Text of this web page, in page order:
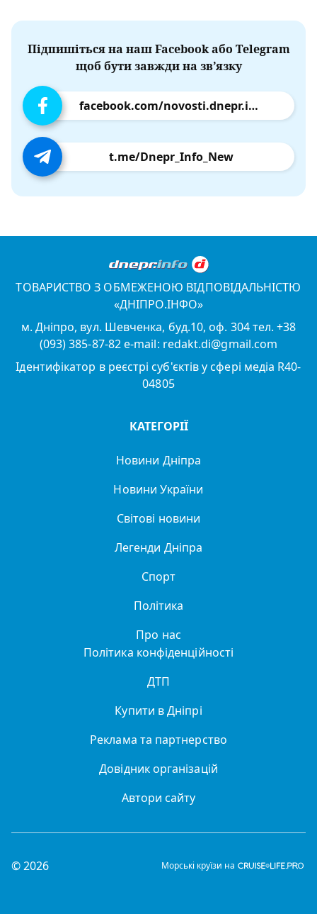
Підпишіться на наш Facebook або Telegram
щоб бути завжди на зв’язку
facebook.com/novosti.dnepr.info
t.me/Dnepr_Info_New
ТОВАРИСТВО З ОБМЕЖЕНОЮ ВІДПОВІДАЛЬНІСТЮ
«ДНІПРО.ІНФО»
м. Дніпро, вул. Шевченка, буд.10, оф. 304 тел. +38
(093) 385-87-82 e-mail: redakt.di@gmail.com
Ідентифікатор в реєстрі суб'єктів у сфері медіа R40-
04805
КАТЕГОРІЇ
Новини Дніпра
Новини України
Світові новини
Легенди Дніпра
Спорт
Політика
Про нас
Політика конфіденційності
ДТП
Купити в Дніпрі
Реклама та партнерство
Довідник організацій
Автори сайту
© 2026 Морські круїзи на